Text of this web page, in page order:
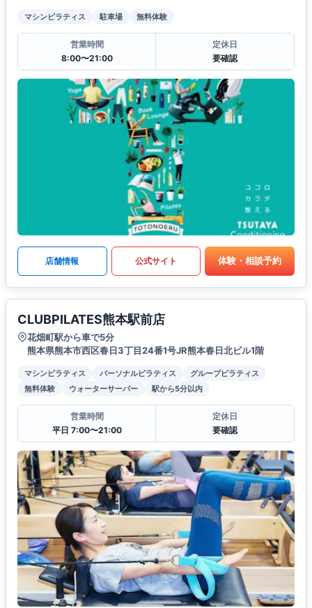
マシンピラティス 駐車場 無料体験
営業時間
8:00〜21:00
定休日
要確認
店舗情報 公式サイト 体験・相談予約
CLUBPILATES熊本駅前店
花畑町駅から車で5分
熊本県熊本市西区春日3丁目24番1号JR熊本春日北ビル1階
マシンピラティス パーソナルピラティス
グループピラティス
無料体験
ウォーターサーバー 駅から5分以内
営業時間
平日 7:00〜21:00
定休日
要確認